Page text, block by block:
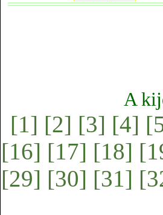
A
[1] [2] [3] [4]
[16] [17] [18]
[29] [30] [31]